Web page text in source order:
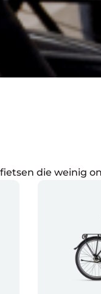
die weinig